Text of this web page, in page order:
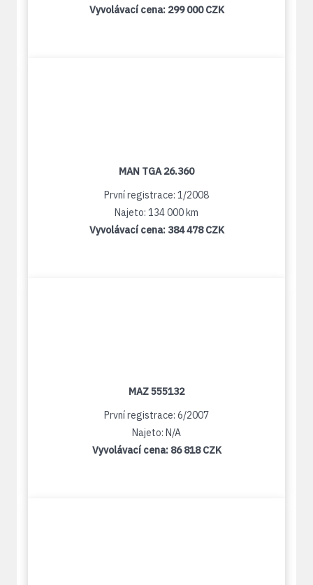
Vyvolávací cena: 299 000 CZK
MAN TGA 26.360
První registrace: 1/2008
Najeto: 134 000 km
Vyvolávací cena: 384 478 CZK
MAZ 555132
První registrace: 6/2007
Najeto: N/A
Vyvolávací cena: 86 818 CZK